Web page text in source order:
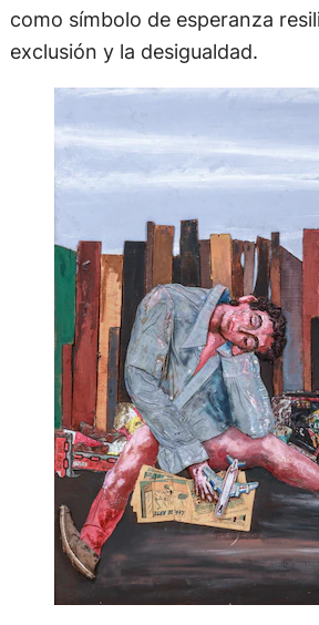
como símbolo de esperanza
exclusión y la desigualdad.